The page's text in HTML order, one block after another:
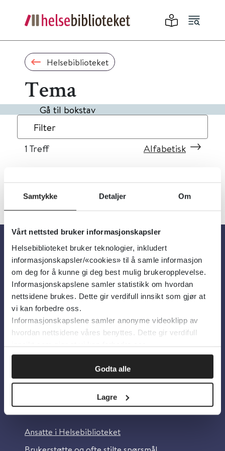
Samtykke Detaljer Om
Vårt nettsted bruker informasjonskapsler
Helsebiblioteket bruker teknologier, inkludert
informasjonskapsler/«cookies» til å samle informasjon
om deg for å kunne gi deg best mulig brukeropplevelse.
Informasjonskapslene samler statistikk om hvordan
nettsidene brukes. Dette gir verdifull innsikt som gjør at
vi kan forbedre oss.
Informasjonskapslene samler anonyme videoklipp av
hvordan nettsidene våres benyttes. Dette gir verdifull
innsikt som gjør at vi kan forbedre oss.
Godta alle
Lagre
Helsebiblioteket
Tema
Gå til bokstav
Filter
1 Treff Alfabetisk
Om oss
Om Helsebiblioteket
Personvern og informasjonskapsler
Tilgjengelighetserklæring
Information in English
Ansatte i Helsebiblioteket